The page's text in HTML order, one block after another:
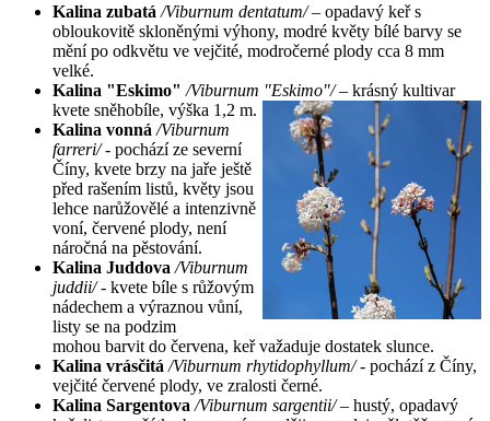
Kalina zubatá /Viburnum dentatum/– opadavý keř s
obloukovitě skloněnými výhony, modré květy bílé barvy se
mění po odkvětu ve vejčité, modročerné plody cca 8 mm
velké.
Kalina "Eskimo" /Viburnum "Eskimo"/– krásný kultivar
kvete sněhobíle, výška 1,2 m.
Kalina vonná /Viburnum
farreri/- pochází ze severní
Číny, kvete brzy na jaře ještě
před rašením listů, květy jsou
lehce narůžovělé a intenzivně
voní, červené plody, není
náročná na pěstování.
Kalina Juddova /Viburnum
juddii/- kvete bíle s růžovým
nádechem a výraznou vůní,
listy se na podzim
mohou barvit do červena, keř važaduje dostatek slunce.
Kalina vrásčitá /Viburnum rhytidophyllum/ - pochází z Číny,
vejčité červené plody, ve zralosti černé.
Kalina Sargentova /Viburnum sargentii/– hustý, opadavý